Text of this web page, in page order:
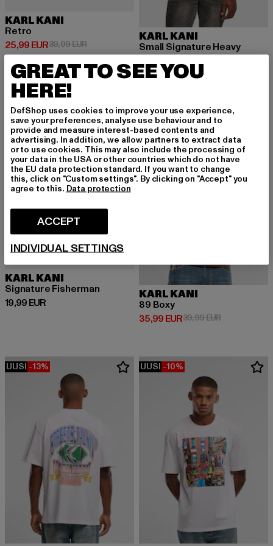
KARL KANI
Retro
25,99 EUR
Ajankohtainen hinta: 25,99 EUR
39,99 EURKampanjahinta: 39,99 EUR
KARL KANI
Small Signature Heavy
56,69 EUR
KARL KANI
Signature Fisherman
19,99 EUR
Ajankohtainen hinta: 19,99 EUR
-10%
KARL KANI
89 Boxy
35,99 EUR
Ajankohtainen hinta: 35,99 EUR
39,99 EUR
UUSI -13% UUSI -10%
GREAT TO SEE YOU
HERE!
DefShop uses cookies to improve your use experience,
save your preferences, analyse use behaviour and to
provide and measure interest-based contents and
advertising. In addition, we allow partners to extract data
or to use cookies. This may also include the processing of
your data in the USA or other countries which do not have
the EU data protection standard. If you want to change
this, click on "Custom settings". By clicking on "Accept" you
agree to this. Data protection
ACCEPT
INDIVIDUAL SETTINGS